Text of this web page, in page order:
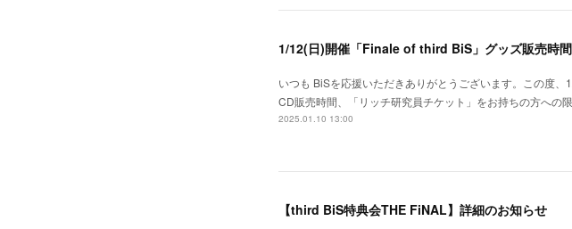
1/12(日)開催「Finale of third BiS」グッズ販売時
いつも BiSを応援いただきありがとうございます。この度
CD販売時間、「リッチ研究員チケット」をお持ちの方への
2025.01.10 13:00
【third BiS特典会THE FiNAL】詳細のお知らせ